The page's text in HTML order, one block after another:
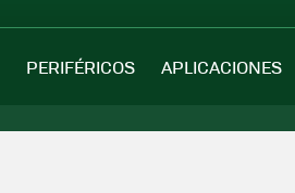
PERIFÉRICOS APLICACIONES